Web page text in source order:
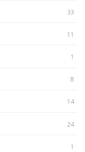
33
11
1
8
14
24
1